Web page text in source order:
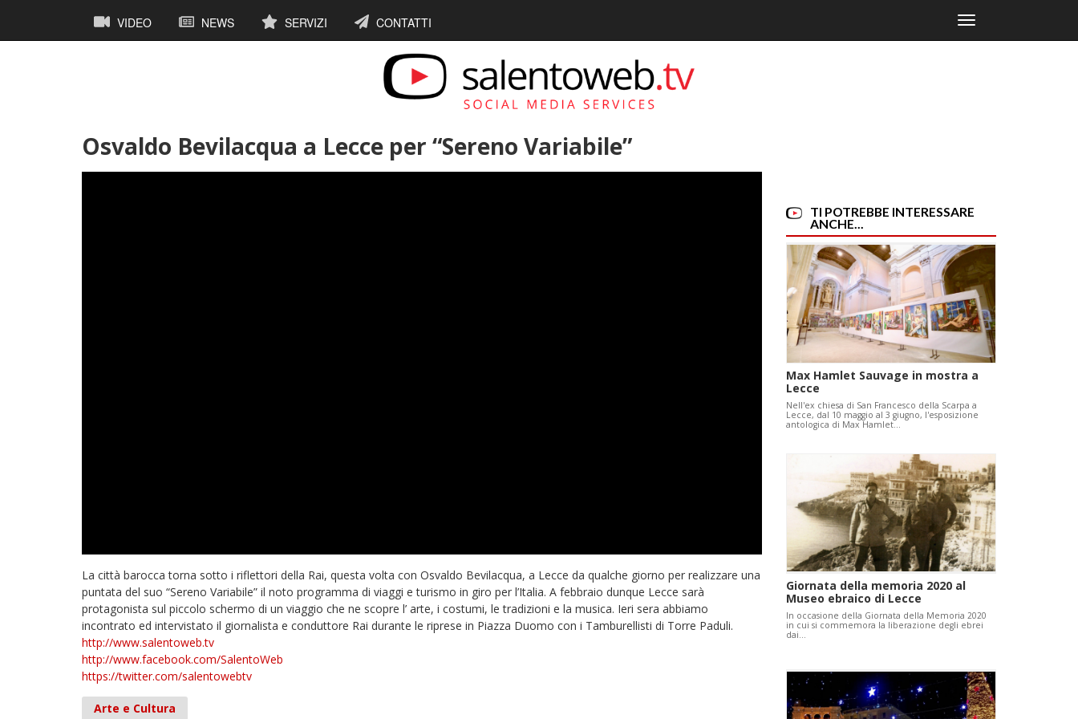
contenuto
Navigazione
principale
VIDEO NEWS SERVIZI CONTATTI
Toggle
navigation
Osvaldo Bevilacqua a Lecce per “Sereno Variabile”
La città barocca torna sotto i riflettori della Rai, questa volta con Osvaldo Bevilacqua, a Lecce da qualche giorno per realizzare una
puntata del suo “Sereno Variabile” il noto programma di viaggi e turismo in giro per l’Italia. A febbraio dunque Lecce sarà
protagonista sul piccolo schermo di un viaggio che ne scopre l’ arte, i costumi, le tradizioni e la musica. Ieri sera abbiamo
incontrato ed intervistato il giornalista e conduttore Rai durante le riprese in Piazza Duomo con i Tamburellisti di Torre Paduli.
http://www.salentoweb.tv
http://www.facebook.com/SalentoWeb
https://twitter.com/salentowebtv
Arte e Cultura
TI POTREBBE INTERESSARE
ANCHE...
Max Hamlet Sauvage in mostra a
Lecce
Nell'ex chiesa di San Francesco della Scarpa a
Lecce, dal 10 maggio al 3 giugno, l'esposizione
antologica di Max Hamlet…
Giornata della memoria 2020 al
Museo ebraico di Lecce
In occasione della Giornata della Memoria 2020
in cui si commemora la liberazione degli ebrei
dai…